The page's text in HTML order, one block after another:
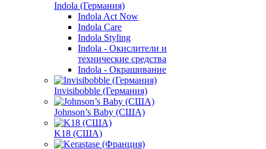
Indola (Германия)
Indola Act Now
Indola Care
Indola Styling
Indola - Окислители и
технические средства
Indola - Окрашивание
Invisibobble (Германия)
Johnson’s Baby (США)
K18 (США)